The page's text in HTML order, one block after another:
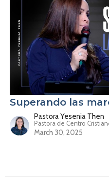
Superando las
Pastora Yesenia Then
Pastora de Centro
March 30, 2025